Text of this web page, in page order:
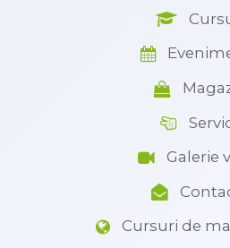
Galerie
Cursuri de